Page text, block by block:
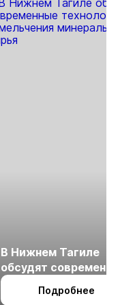
В Нижнем Тагиле
обсудят
технологии
измельчения
Подробнее